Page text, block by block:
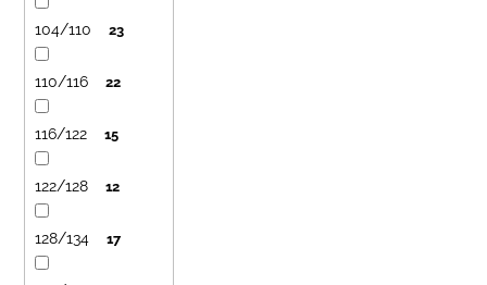
ů104/110 23
110/116 22
116/122 15
122/128 12
128/134 17
LETNÍ
RYCHLESCHNOUCÍ
KALHOTY
ŽLUTÉ
Kč